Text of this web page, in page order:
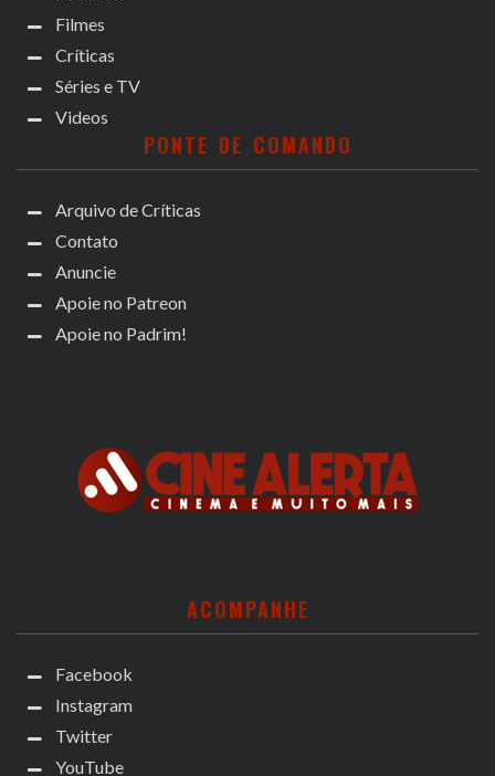
Filmes
Críticas
Séries e TV
Videos
PONTE DE COMANDO
Arquivo de Críticas
Contato
Anuncie
Apoie no Patreon
Apoie no Padrim!
ACOMPANHE
Facebook
Instagram
Twitter
YouTube